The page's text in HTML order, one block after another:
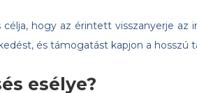
célja, hogy az érintett visszanyerje
és támogatást kapjon a hosszú
esélye?